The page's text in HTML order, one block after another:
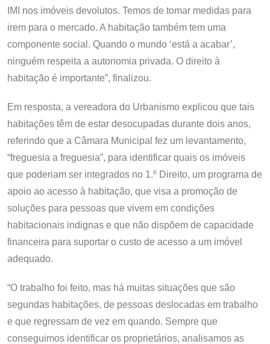
IMI nos imóveis devolutos. Temos de tomar medidas para
irem para o mercado. A habitação também tem uma
componente social. Quando o mundo ‘está a acabar’,
ninguém respeita a autonomia privada. O direito à
habitação é importante”, finalizou.
Em resposta, a vereadora do Urbanismo explicou que tais
habitações têm de estar desocupadas durante dois anos,
referindo que a Câmara Municipal fez um levantamento,
“freguesia a freguesia”, para identificar quais os imóveis
que poderiam ser integrados no 1.º Direito, um programa de
apoio ao acesso à habitação, que visa a promoção de
soluções para pessoas que vivem em condições
habitacionais indignas e que não dispõem de capacidade
financeira para suportar o custo de acesso a um imóvel
adequado.
“O trabalho foi feito, mas há muitas situações que são
segundas habitações, de pessoas deslocadas em trabalho
e que regressam de vez em quando. Sempre que
conseguimos identificar os proprietários, analisamos as